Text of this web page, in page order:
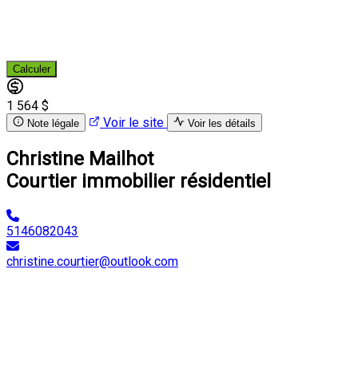
Calculer
1 564 $
Note légale Voir le site Voir les détails
Christine Mailhot
Courtier immobilier résidentiel
5146082043
christine.courtier@outlook.com